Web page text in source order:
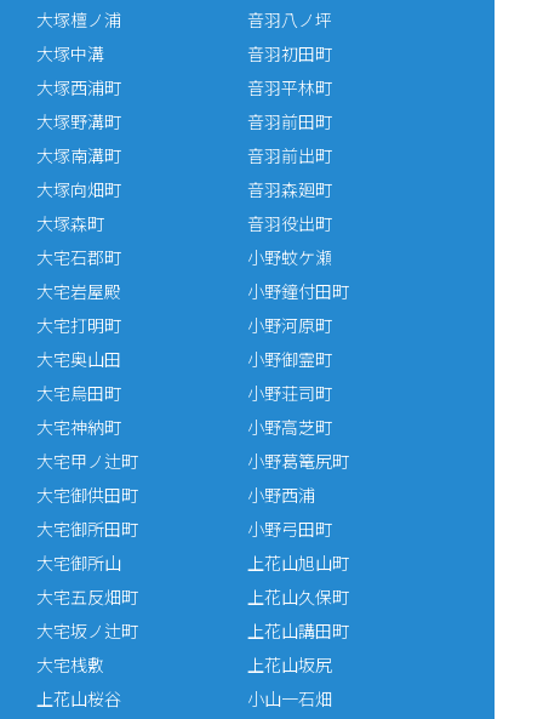
大塚檀ノ浦
大塚中溝
大塚西浦町
大塚野溝町
大塚南溝町
大塚向畑町
大塚森町
大宅石郡町
大宅岩屋殿
大宅打明町
大宅奥山田
大宅烏田町
大宅神納町
大宅甲ノ辻町
大宅御供田町
大宅御所田町
大宅御所山
大宅五反畑町
大宅坂ノ辻町
大宅桟敷
音羽八ノ坪
音羽初田町
音羽平林町
音羽前田町
音羽前出町
音羽森廻町
音羽役出町
小野蚊ケ瀬
小野鐘付田町
小野河原町
小野御霊町
小野荘司町
小野高芝町
小野葛篭尻町
小野西浦
小野弓田町
上花山旭山町
上花山久保町
上花山講田町
上花山坂尻
上花山桜谷
小山一石畑